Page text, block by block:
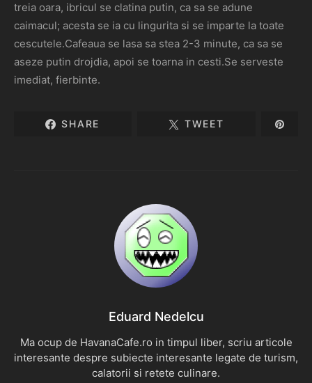
treia oara, ibricul se clatina putin, ca sa se adune
caimacul; acesta se ia cu lingurita si se imparte la toate
cescutele.Cafeaua se lasa sa stea 2-3 minute, ca sa se
aseze putin drojdia, apoi se toarna in cesti.Se serveste
imediat, fierbinte.
SHARE TWEET
Eduard Nedelcu
Ma ocup de HavanaCafe.ro in timpul liber, scriu articole
interesante despre subiecte interesante legate de turism,
calatorii si retete culinare.